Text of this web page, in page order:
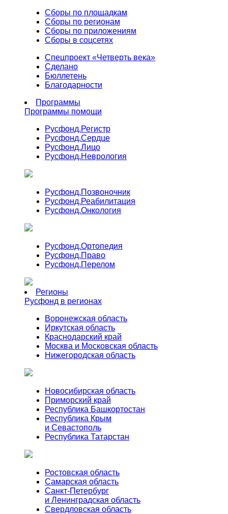
Сборы по площадкам
Сборы по регионам
Сборы по приложениям
Сборы в соцсетях
Спецпроект «Четверть века»
Сделано
Бюллетень
Благодарности
Программы
Программы помощи
Русфонд.Регистр
Русфонд.Сердце
Русфонд.Лицо
Русфонд.Неврология
Русфонд.Позвоночник
Русфонд.Реабилитация
Русфонд.Онкология
Русфонд.Ортопедия
Русфонд.Право
Русфонд.Перелом
Регионы
Русфонд в регионах
Воронежская область
Иркутская область
Краснодарский край
Москва и Московская область
Нижегородская область
Новосибирская область
Приморский край
Республика Башкортостан
Республика Крым
и Севастополь
Республика Татарстан
Ростовская область
Самарская область
Санкт-Петербург
и Ленинградская область
Свердловская область